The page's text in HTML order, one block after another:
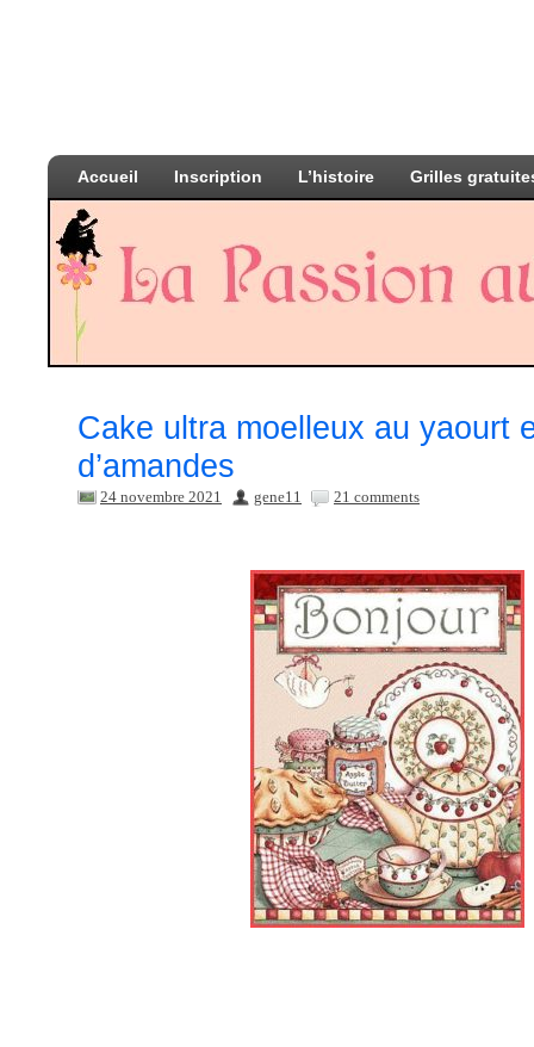
Accueil Inscription L’histoire Grilles
Cake ultra moelleux au yaourt
d’amandes
24 novembre 2021 gene11 21 comments